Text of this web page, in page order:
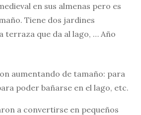
en sus almenas pero es
Tiene dos jardines
terraza que da al lago, … Año
aumentando de tamaño: para
poder bañarse en el lago, etc.
a convertirse en pequeños